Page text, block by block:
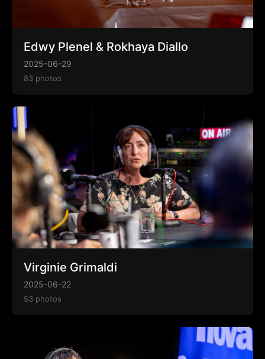
Edwy Plenel & Rokhaya Diallo
2025-06-29
83 photos
Virginie Grimaldi
2025-06-22
53 photos